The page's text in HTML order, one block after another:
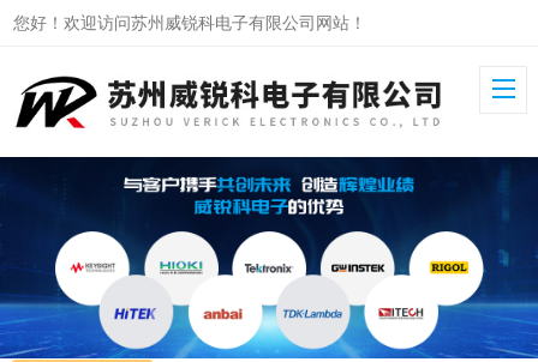
您好！欢迎访问苏州威锐科电子有限公司网站！